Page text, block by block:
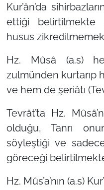
Kur’ân’da
ettiği belirtilmekte
husus
Hz. Mûsâ (a.s)
zulmünden kurtarıp
ve hem de şeriâtı
Tevrât’ta Hz.
olduğu, Tanrı
söyleştiği ve
göreceği
Hz. Mûs’a’nın (a.s)